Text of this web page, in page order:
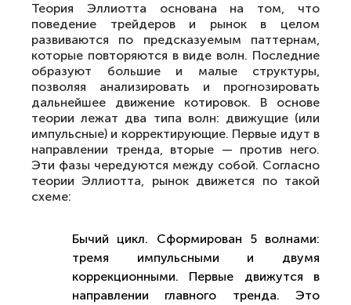
Теория Эллиотта основана на том, что
поведение трейдеров и рынок в целом
развиваются по предсказуемым паттернам,
которые повторяются в виде волн. Последние
образуют большие и малые структуры,
позволяя анализировать и прогнозировать
дальнейшее движение котировок. В основе
теории лежат два типа волн: движущие (или
импульсные) и корректирующие. Первые идут в
направлении тренда, вторые — против него.
Эти фазы чередуются между собой. Согласно
теории Эллиотта, рынок движется по такой
схеме:
Бычий цикл. Сформирован 5 волнами:
тремя импульсными и двумя
коррекционными. Первые движутся в
направлении главного тренда. Это